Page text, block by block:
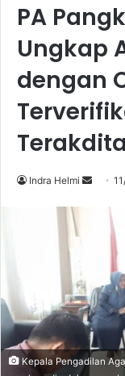
PA
Ungkap
dengan
Indra Helmi
Send
email
Kepala Pengadilan